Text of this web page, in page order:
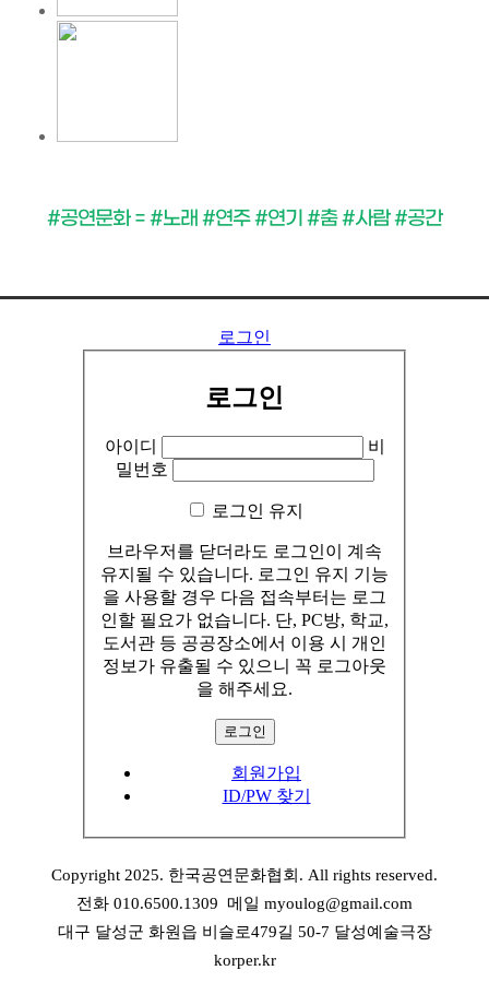
#공연문화 = #노래 #연주 #연기 #춤 #사람 #공간
로그인
로그인
아이디
비
밀번호
로그인 유지
브라우저를 닫더라도 로그인이 계속
유지될 수 있습니다. 로그인 유지 기능
을 사용할 경우 다음 접속부터는 로그
인할 필요가 없습니다. 단, PC방, 학교,
도서관 등 공공장소에서 이용 시 개인
정보가 유출될 수 있으니 꼭 로그아웃
을 해주세요.
회원가입
ID/PW 찾기
Copyright 2025. 한국공연문화협회. All rights reserved.
전화 010.6500.1309 메일 myoulog@gmail.com
대구 달성군 화원읍 비슬로479길 50-7 달성예술극장
korper.kr